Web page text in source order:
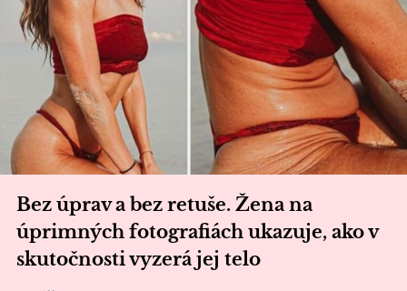
Bez úprav a bez retuše. Žena na
úprimných fotografiách ukazuje, ako v
skutočnosti vyzerá jej telo